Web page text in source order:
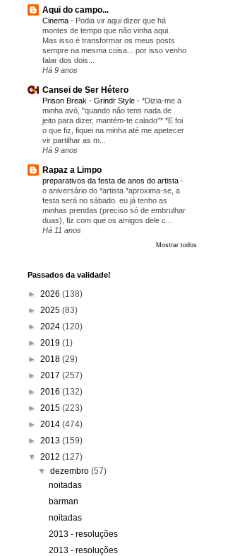
Aqui do campo...
Cinema - Podia vir aqui dizer que há
montes de tempo que não vinha aqui.
Mas isso é transformar os meus posts
sempre na mesma coisa... por isso venho
falar dos dois...
Há 9 anos
Cansei de Ser Hétero
Prison Break - Grindr Style - *Dizia-me a
minha avó, "quando não tens nada de
jeito para dizer, mantém-te calado"* *E foi
o que fiz, fiquei na minha até me apetecer
vir partilhar as m...
Há 9 anos
Rapaz a Limpo
preparativos da festa de anos do artista -
o aniversário do *artista *aproxima-se, a
festa será no sábado. eu já tenho as
minhas prendas (preciso só de embrulhar
duas), fiz com que os amigos dele c...
Há 11 anos
Mostrar todos
Passados da validade!
► 2026 (138)
► 2025 (83)
► 2024 (120)
► 2019 (1)
► 2018 (29)
► 2017 (257)
► 2016 (132)
► 2015 (223)
► 2014 (474)
► 2013 (159)
▼ 2012 (127)
▼dezembro(57)
noitadas
barman
noitadas
2013 - resoluções
2013 - resoluções